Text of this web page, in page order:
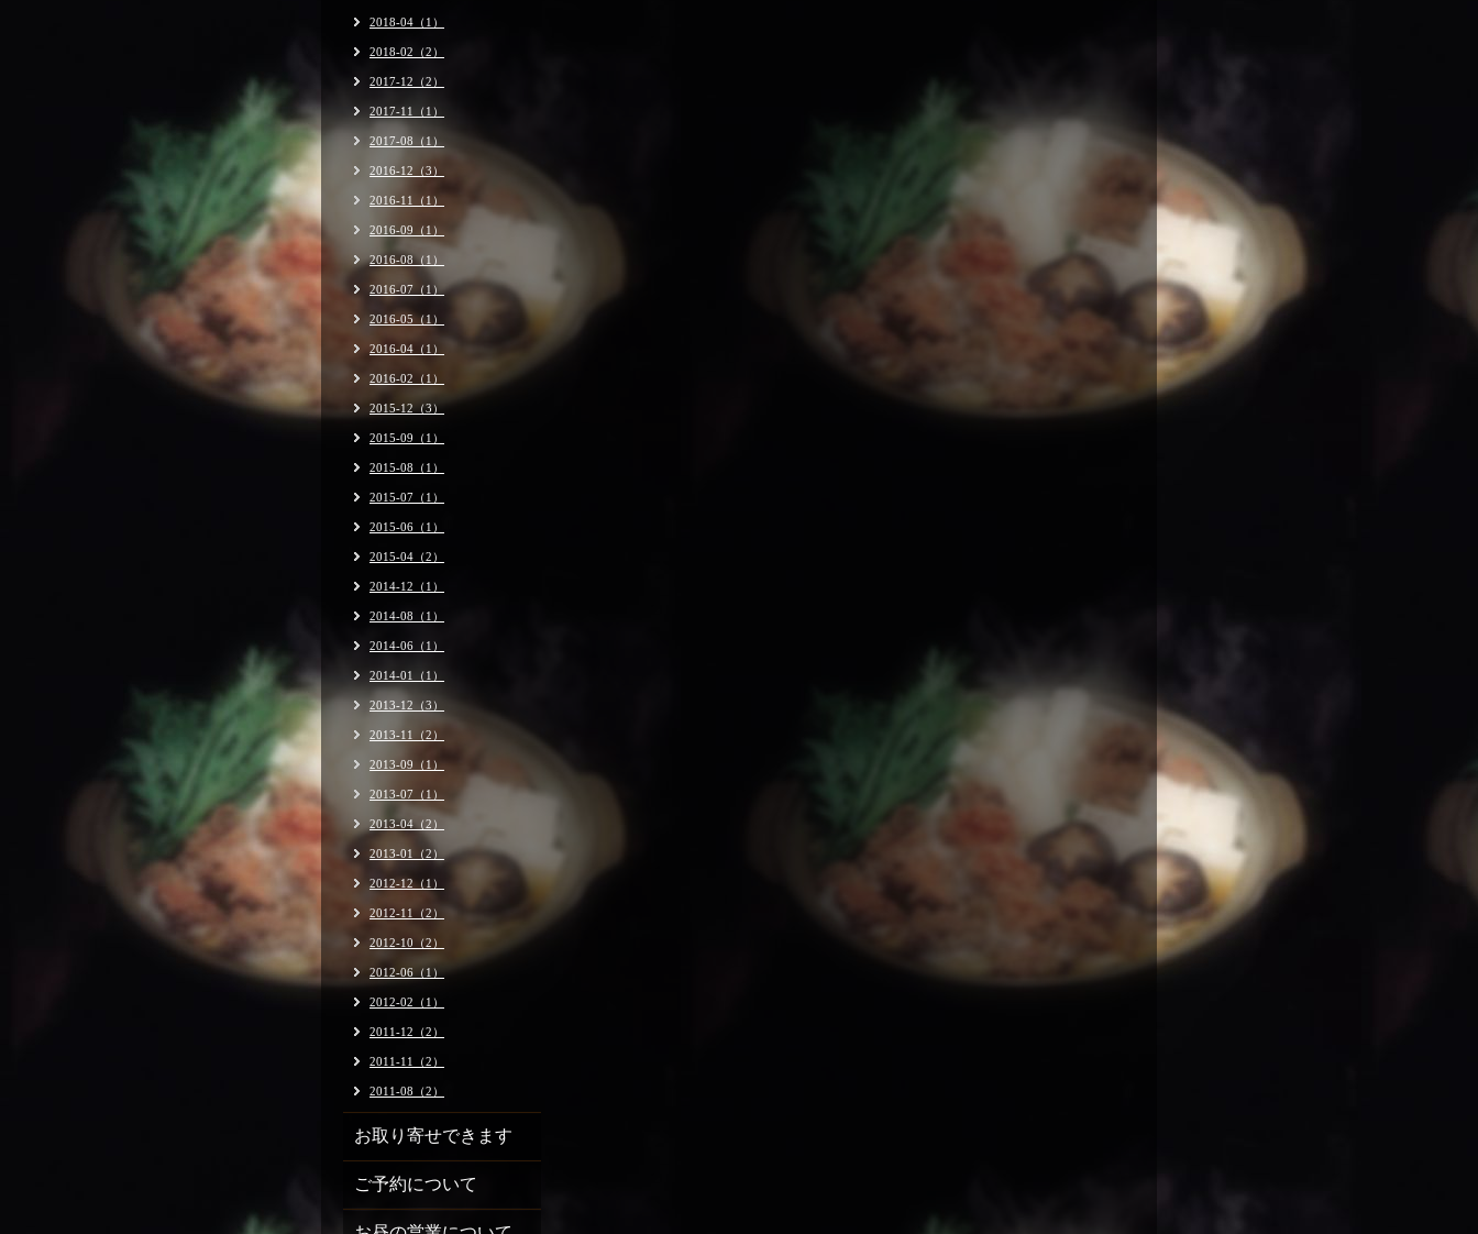
2018-04（1）
2018-02（2）
2017-12（2）
2017-11（1）
2017-08（1）
2016-12（3）
2016-11（1）
2016-09（1）
2016-08（1）
2016-07（1）
2016-05（1）
2016-04（1）
2016-02（1）
2015-12（3）
2015-09（1）
2015-08（1）
2015-07（1）
2015-06（1）
2015-04（2）
2014-12（1）
2014-08（1）
2014-06（1）
2014-01（1）
2013-12（3）
2013-11（2）
2013-09（1）
2013-07（1）
2013-04（2）
2013-01（2）
2012-12（1）
2012-11（2）
2012-10（2）
2012-06（1）
2012-02（1）
2011-12（2）
2011-11（2）
2011-08（2）
お取り寄せできます
ご予約について